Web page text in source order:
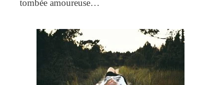
tombée amoureuse…